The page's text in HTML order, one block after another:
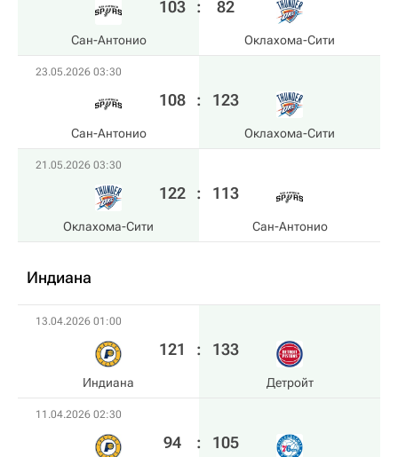
Сан-Антонио
103 : 82
Оклахома-Сити
23.05.2026 03:30
Сан-Антонио
108 : 123
Оклахома-Сити
21.05.2026 03:30
Оклахома-Сити
122 : 113
Сан-Антонио
Индиана
13.04.2026 01:00
Индиана
121 : 133
Детройт
11.04.2026 02:30
94 : 105